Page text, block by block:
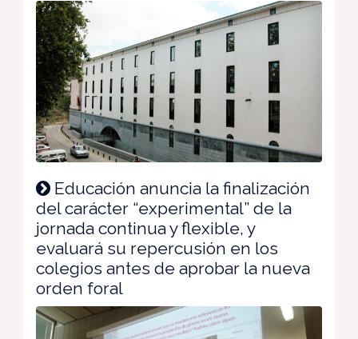
Educación anuncia la finalización
del carácter “experimental” de la
jornada continua y flexible, y
evaluará su repercusión en los
colegios antes de aprobar la nueva
orden foral